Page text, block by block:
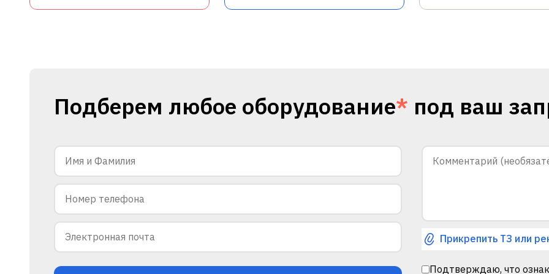
Подберем любое оборудование* под ваш
Прикрепить ТЗ или
Подтверждаю, что